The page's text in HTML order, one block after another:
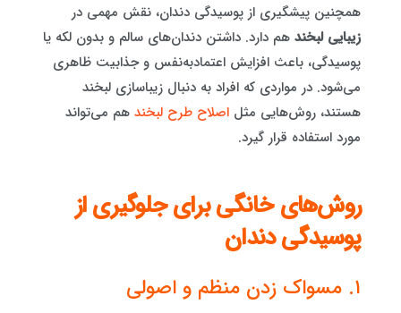
همچنین پیشگیری از پوسیدگی دندان، نقش مهمی در
زیبایی لبخند هم دارد. داشتن دندان‌های سالم و بدون لکه یا
پوسیدگی، باعث افزایش اعتمادبه‌نفس و جذابیت ظاهری
می‌شود. در مواردی که افراد به دنبال زیباسازی لبخند
هستند، روش‌هایی مثل اصلاح طرح لبخند هم می‌تواند
مورد استفاده قرار گیرد.
روش‌های خانگی برای جلوگیری از
پوسیدگی دندان
۱. مسواک زدن منظم و اصولی